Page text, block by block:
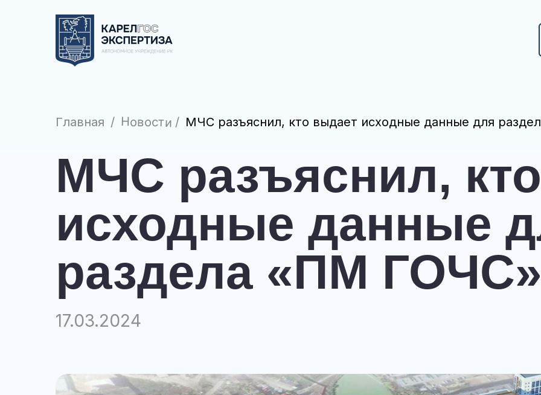
Главная Новости
/ МЧС разъяснил, кто выдает исходные данные для
/
МЧС разъяснил,
исходные данные
раздела «ПМ
17.03.2024